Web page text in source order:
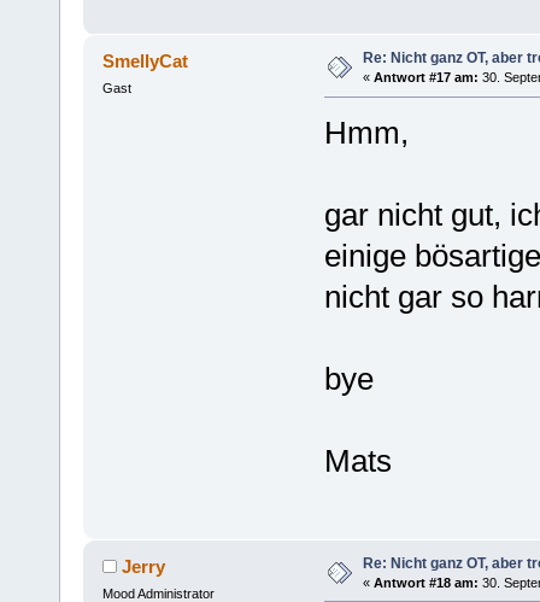
SmellyCat
Gast
Re: Nicht ganz OT, aber
« Antwort #17 am: 30.
Hmm,
gar nicht gut,
einige
nicht gar so
bye
Mats
Jerry
Mood Administrator
Re: Nicht ganz OT, aber
« Antwort #18 am: 30.